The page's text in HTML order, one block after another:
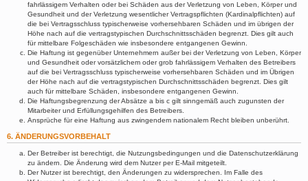
fahrlässigem Verhalten oder bei Schäden aus der Verletzung von Leben, Körper und
Gesundheit und der Verletzung wesentlicher Vertragspflichten (Kardinalpflichten) auf
die bei Vertragsschluss typischerweise vorhersehbaren Schäden und im übrigen der
Höhe nach auf die vertragstypischen Durchschnittsschäden begrenzt. Dies gilt auch
für mittelbare Folgeschäden wie insbesondere entgangenen Gewinn.
Die Haftung ist gegenüber Unternehmern außer bei der Verletzung von Leben, Körper
und Gesundheit oder vorsätzlichem oder grob fahrlässigem Verhalten des Betreibers
auf die bei Vertragsschluss typischerweise vorhersehbaren Schäden und im Übrigen
der Höhe nach auf die vertragstypischen Durchschnittsschäden begrenzt. Dies gilt
auch für mittelbare Schäden, insbesondere entgangenen Gewinn.
Die Haftungsbegrenzung der Absätze a bis c gilt sinngemäß auch zugunsten der
Mitarbeiter und Erfüllungsgehilfen des Betreibers.
Ansprüche für eine Haftung aus zwingendem nationalem Recht bleiben unberührt.
6. ÄNDERUNGSVORBEHALT
Der Betreiber ist berechtigt, die Nutzungsbedingungen und die Datenschutzerklärung
zu ändern. Die Änderung wird dem Nutzer per E-Mail mitgeteilt.
Der Nutzer ist berechtigt, den Änderungen zu widersprechen. Im Falle des